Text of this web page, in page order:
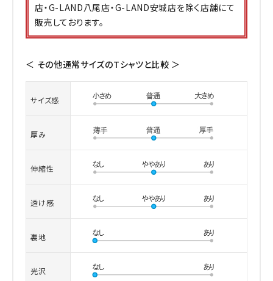
店・G-LAND八尾店・G-LAND安城店を除く店舗にて
販売しております。
＜ その他通常サイズのTシャツと比較 ＞
サイズ感
厚み
伸縮性
透け感
裏地
光沢